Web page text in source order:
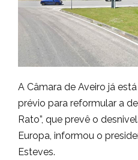
A Câmara de Aveiro já
prévio para reformular a
Rato”, que prevê o
Europa, informou o
Esteves.